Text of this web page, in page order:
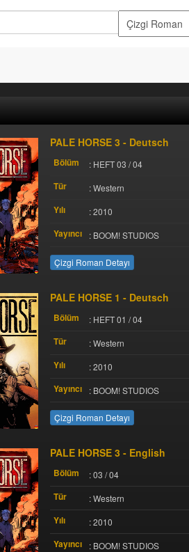
PALE HORSE 3 - Deutsch
Bölüm : HEFT 03 / 04
Tür : Western
Yılı : 2010
Yayıncı : BOOM! STUDIOS
Çizgi Roman Detayı
PALE HORSE 1 - Deutsch
Bölüm : HEFT 01 / 04
Tür : Western
Yılı : 2010
Yayıncı : BOOM! STUDIOS
Çizgi Roman Detayı
PALE HORSE 3 - English
Bölüm : 03 / 04
Tür : Western
Yılı : 2010
Yayıncı : BOOM! STUDIOS